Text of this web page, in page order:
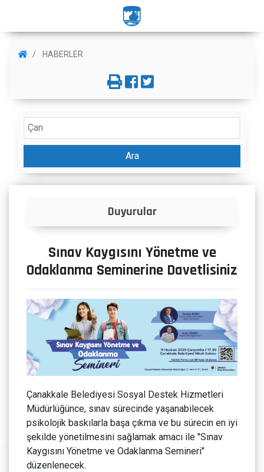
HABERLER
Ara
Sınav Kaygısını Yönetme ve
Odaklanma Seminerine Davetlisiniz
Çanakkale Belediyesi Sosyal Destek Hizmetleri
Müdürlüğünce, sınav sürecinde yaşanabilecek
psikolojik baskılarla başa çıkma ve bu sürecin en iyi
şekilde yönetilmesini sağlamak amacı ile "Sınav
Kaygısını Yönetme ve Odaklanma Semineri"
düzenlenecek.